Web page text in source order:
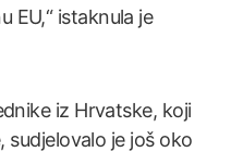
EU,“ istaknula je
iz Hrvatske, koji
je još oko